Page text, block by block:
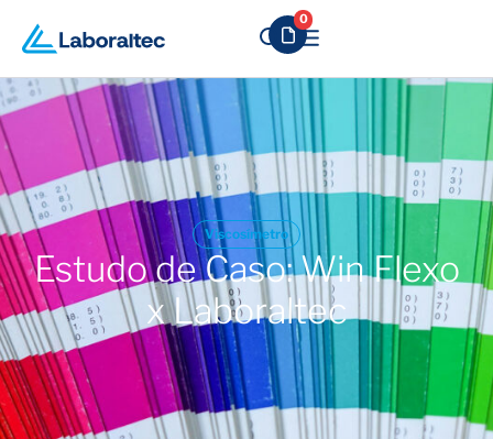
0
Viscosímetro
Estudo de Caso: Win Flexo
x Laboraltec